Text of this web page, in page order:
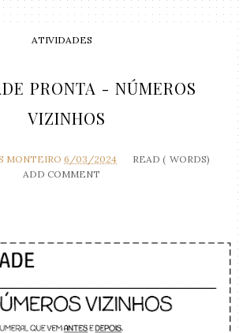
ATIVIDADES
PRONTA - NÚMEROS
VIZINHOS
MONTEIRO 6/03/2024 READ ( WORDS)
ADD COMMENT